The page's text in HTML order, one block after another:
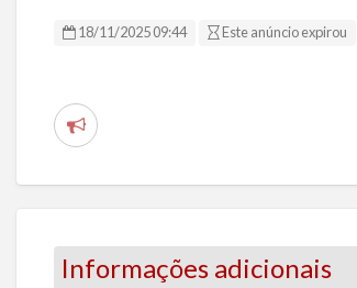
18/11/2025 09:44 Este anúncio expirou
R
p
r
t
Informações adicionais